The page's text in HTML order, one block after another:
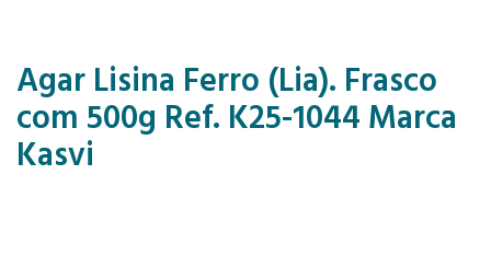
Agar Lisina Ferro (Lia). Frasco
com 500g Ref. K25-1044 Marca
Kasvi